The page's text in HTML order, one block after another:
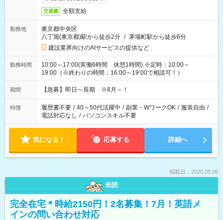
交通費 全額支給
勤務地
東京都中央区
八丁堀(東京都)駅から徒歩2分 / 茅場町駅から徒歩6分
建設業界向けのAIサービスの提供など
勤務時間
10:00～17:00(実働6時間 休憩1時間) ※定時：10:00～
19:00（※終わりの時間：16:00～19:00で相談可！）
期間 【急募】即日～長期 ※8月～！
特徴 履歴書不要 / 40～50代活躍中 / 副業・WワークOK / 服装自由 /
電話対応なし / パソコンスキル不要
気になる！ 応募する 詳細へ
掲載日：2026.08.06
未読
完全在宅＊時給2150円！2名募集！7月！英語メ
インの問い合わせ対応